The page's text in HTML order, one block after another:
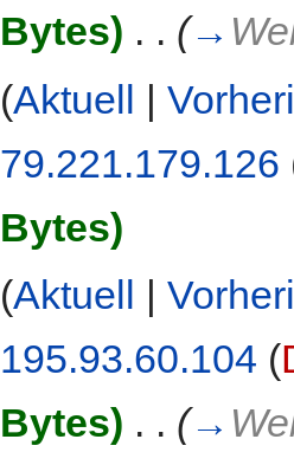
Bytes) . . (→
(Aktuell |
79.221.179.126
Bytes)
(Aktuell |
195.93.60.104 (
Bytes) . . (→